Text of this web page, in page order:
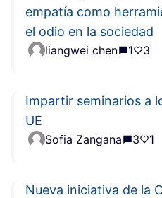
empatía como
el odio en la sociedad
liangwei chen 1 3
Impartir seminarios a
UE
Sofia Zangana 3 1
Nueva iniciativa de la